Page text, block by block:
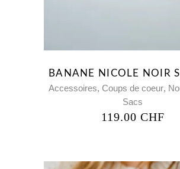
BANANE NICOLE NOIR
Accessoires, Coups de coeur,
Sacs
119.00 CHF